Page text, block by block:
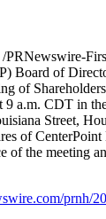
/PRNewswire-
Board of
of
9 a.m. CDT in
Street,
of
of the meeting
prnh/